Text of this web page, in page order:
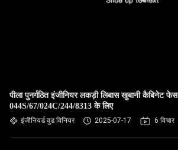
पीला पुनर्गठित इंजीनियर लकड़ी लिबास खुबानी कैबिनेट फेस
044S/67/024C/244/8313 के लिए
इंजीनियर्ड वुड विनियर 2025-07-17 6 विचार